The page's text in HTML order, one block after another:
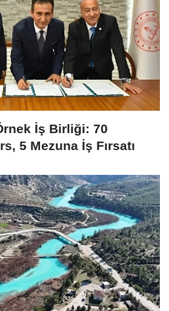
İş Birliği: 70
5 Mezuna İş Fırsatı